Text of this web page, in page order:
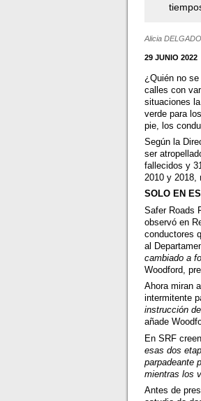
Alicia DELGADO
29 JUNIO 2022
¿Quién no
calles con
situaciones
verde para
pie, los
Según la
ser
fallecidos y
2010 y 2018,
SOLO EN
Safer Roads
observó en
conductores
al
cambiado a
Woodford,
Ahora miran
intermitente
instrucción
añade
En SRF
esas dos
parpadeante
mientras los
Antes de